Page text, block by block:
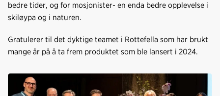
bedre tider, og for mosjonister- en enda bedre opplevelse i
skiløypa og i naturen.
Gratulerer til det dyktige teamet i Rottefella som har brukt
mange år på å ta frem produktet som ble lansert i 2024.